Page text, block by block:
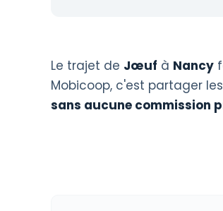
Le trajet de Jœuf à Nancy
Mobicoop, c'est partager
sans aucune commission